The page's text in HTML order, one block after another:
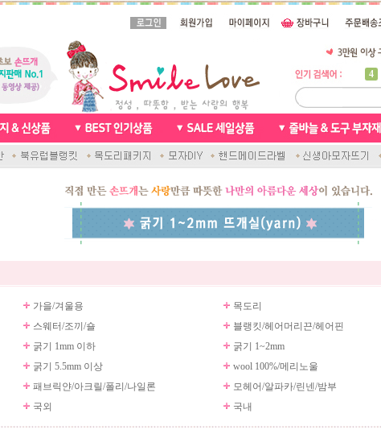
5
6
7
8
10
1
가을/겨울용 목도리
스웨터/조끼/숄 블랭킷/헤어머리끈/헤어핀
굵기 1mm 이하 굵기 1~2mm
굵기 5.5mm 이상 wool 100%/메리노울
패브릭얀/아크릴/폴리/나일론 모헤어/알파카/린넨/밤부
국외 국내